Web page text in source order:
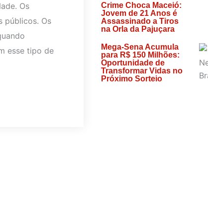
Os
públicos. Os
esse tipo de
Crime Choca Maceió:
Jovem de 21 Anos é
Assassinado a Tiros
na Orla da Pajuçara
Mega-Sena Acumula
para R$ 150 Milhões:
Oportunidade de
Transformar Vidas no
Próximo Sorteio